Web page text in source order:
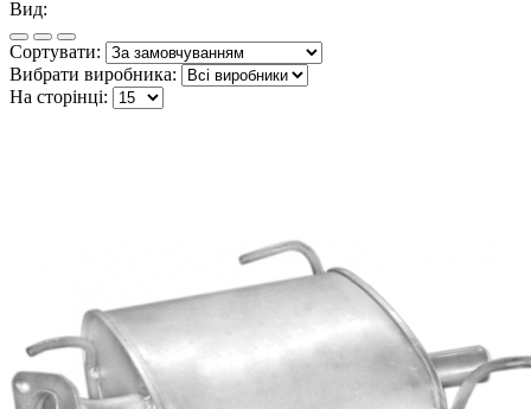
Вид:
Сортувати:
Вибрати виробника:
На сторінці: